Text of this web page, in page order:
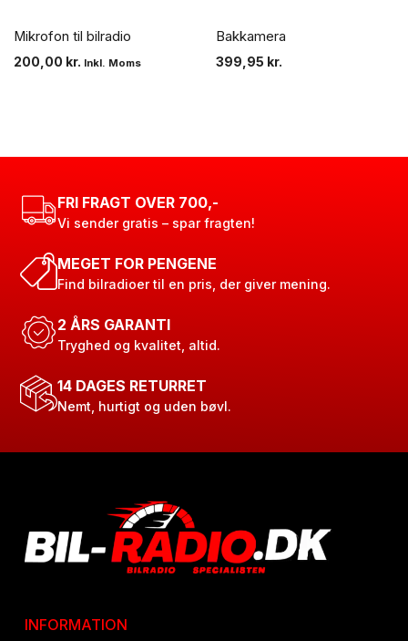
Mikrofon til bilradio
200,00 kr. Inkl. Moms
Bakkamera
399,95 kr.
FRI FRAGT OVER 700,-
Vi sender gratis – spar fragten!
MEGET FOR PENGENE
Find bilradioer til en pris, der giver mening.
2 ÅRS GARANTI
Tryghed og kvalitet, altid.
14 DAGES RETURRET
Nemt, hurtigt og uden bøvl.
INFORMATION